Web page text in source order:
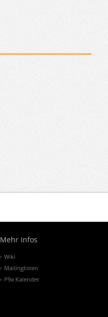
Mehr Infos
Wiki
Mailinglisten
P9a Kalender